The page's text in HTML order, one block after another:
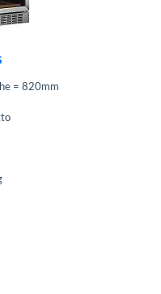
= 820mm